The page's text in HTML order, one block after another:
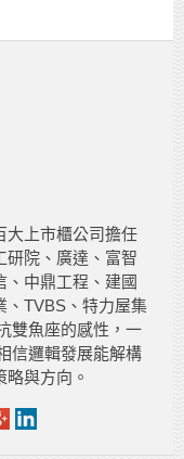
大上市櫃公司擔任
研院、廣達、富智
、中鼎工程、建國
、TVBS、特力屋集
雙魚座的感性，一
信邏輯發展能解構
與方向。